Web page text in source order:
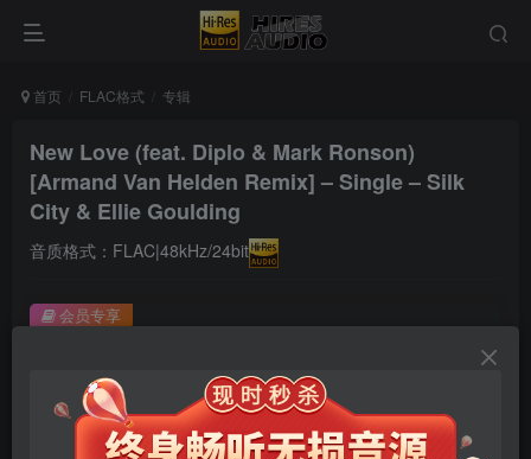
首页 FLAC格式 专辑
New Love (feat. Diplo & Mark Ronson)
[Armand Van Helden Remix] – Single – Silk
City & Ellie Goulding
音质格式：FLAC|48kHz/24bit
此内容为会员专享，请付费后查看
￥9.9 限时特惠
￥99
会员专享